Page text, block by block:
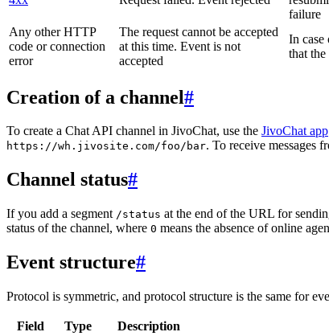
failure
Any other HTTP
code or connection
error
The request cannot be accepted
at this time. Event is not
accepted
In case
that
Creation of a channel#
To create a Chat API channel in JivoChat, use the JivoChat app
https://wh.jivosite.com/foo/bar. To receive messages
Channel status#
If you add a segment /status at the end of the URL for
status of the channel, where 0 means the absence of online
Event structure#
Protocol is symmetric, and protocol structure is the same for
Field Type
Description